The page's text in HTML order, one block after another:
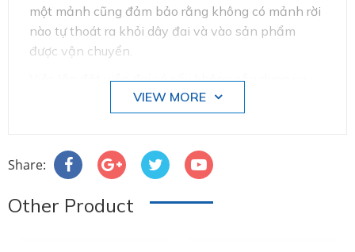
một mảnh cũng đảm bảo rằng không có mảnh rời
nào tự thoát ra khỏi dây đai và vào sản phẩm
được vận chuyển.
Việc lắp đặt viền đai cá sấu không cần dụng cụ
đặc biệt mà chỉ cần một chiếc búa. Đường viền
được giữ chặt bằng các răng gắn dọc theo chiều
giống như dây đeo. Kẹp giữ thanh đo và buộc dây
chắc chắn và vuông vắn vào dây đai và đảm bảo
mối nối thẳng, chắc chắn. Mối nối thẳng cũng giúp
lắp chốt bản lề dễ dàng hơn.
VIEW MORE
Share:
Other Product